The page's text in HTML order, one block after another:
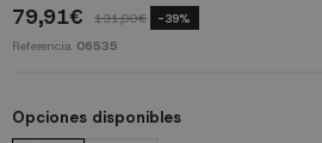
79,91€ 131,00€ -39%
Referencia 06535
Opciones disponibles